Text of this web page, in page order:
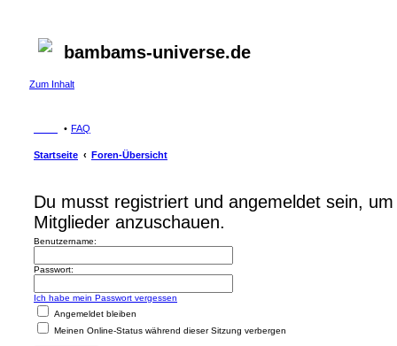
bambams-universe.de
Zum Inhalt
FAQ
Startseite Foren-Übersicht
Du musst registriert und angemeldet sein,
Mitglieder anzuschauen.
Benutzername:
Passwort:
Ich habe mein Passwort vergessen
Angemeldet bleiben
Meinen Online-Status während dieser Sitzung verbergen